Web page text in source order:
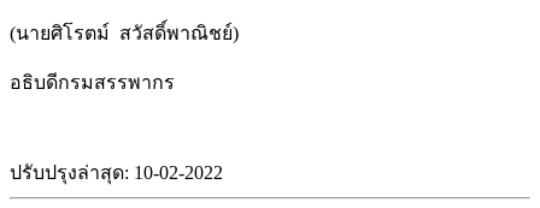
(นายศิโรตม์ สวัสดิ์พาณิชย์)
อธิบดีกรมสรรพากร
ปรับปรุงล่าสุด: 10-02-2022